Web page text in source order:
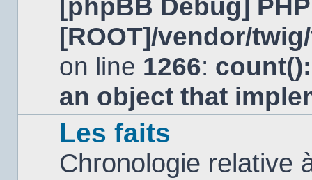
Aucun
message
non
[phpBB Debug]
[ROOT]/vendor/
on line 1266:
an object that
Les faits
Chronologie relative